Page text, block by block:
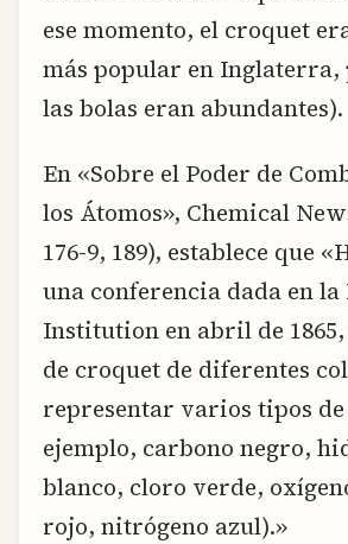
ese momento, el croquet
más popular en Inglaterra,
las bolas eran abundantes).
En «Sobre el Poder de
los Átomos», Chemical
176-9, 189), establece que
una conferencia dada en la
Institution en abril de
de croquet de diferentes
representar varios tipos
ejemplo, carbono negro,
blanco, cloro verde,
rojo, nitrógeno azul).»